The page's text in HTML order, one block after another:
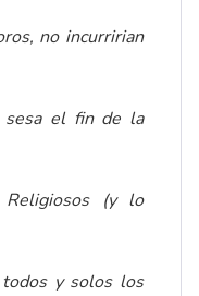
no incurririan
el fin de la
(y lo
y solos los